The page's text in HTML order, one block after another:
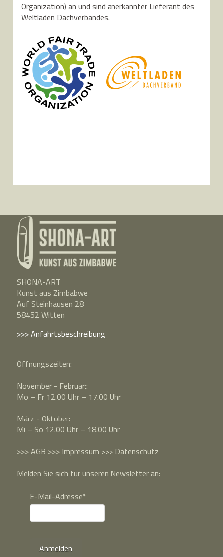
Organization) an und sind anerkannter Lieferant des
Weltladen Dachverbandes.
SHONA-ART
Kunst aus Zimbabwe
Auf Steinhausen 28
58452 Witten
>>> Anfahrtsbeschreibung
Öffnungszeiten:
November - Februar::
Mo – Fr 12.00 Uhr – 17.00 Uhr
März - Oktober:
Mi – So 12.00 Uhr – 18.00 Uhr
>>>AGB >>>Impressum >>>Datenschutz
Melden Sie sich für unseren Newsletter an:
E-Mail-Adresse*